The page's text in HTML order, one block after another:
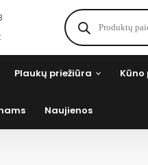
Products
search
Plaukų priežiūra Kūno
Naujienos